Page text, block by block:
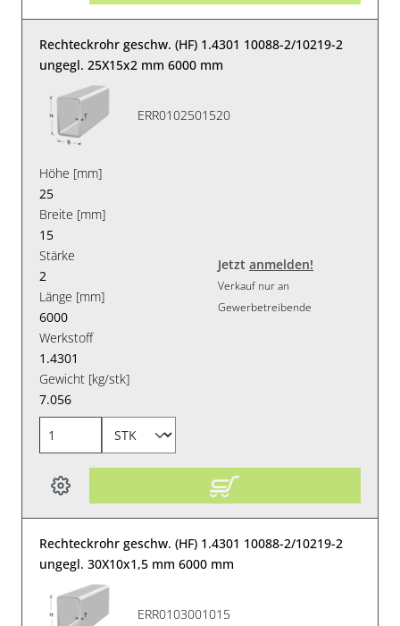
Rechteckrohr geschw. (HF) 1.4301 10088-2/10219-2
ungegl. 25X15x2 mm 6000 mm
ERR0102501520
Höhe [mm]
25
Breite [mm]
15
Stärke
2
Länge [mm]
6000
Werkstoff
1.4301
Gewicht [kg/stk]
7.056
Jetzt anmelden!
Verkauf nur an
Gewerbetreibende
Rechteckrohr geschw. (HF) 1.4301 10088-2/10219-2
ungegl. 30X10x1,5 mm 6000 mm
ERR0103001015